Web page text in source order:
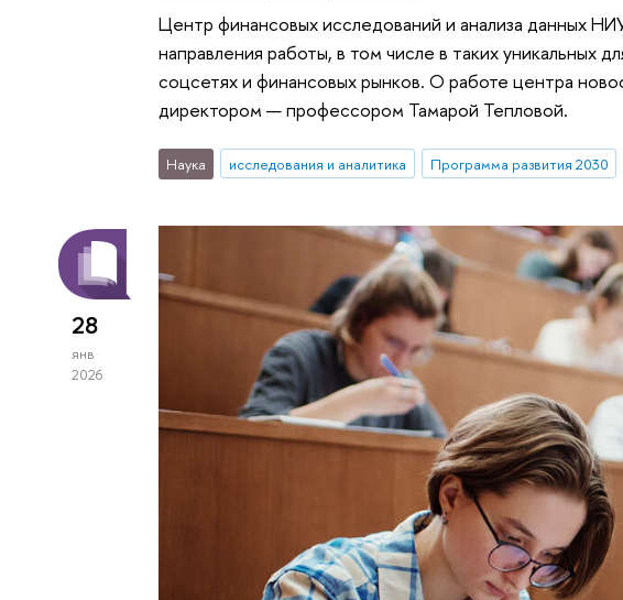
Центр финансовых исследований и анализа данных
направления работы, в том числе в таких уникальных
соцсетях и финансовых рынков. О работе центра
директором — профессором Тамарой Тепловой.
Наука исследования и аналитика Программа развития 2030
28
янв
2026